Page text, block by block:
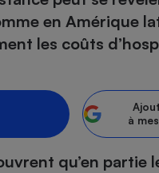
en Amérique
les coûts
à
qu’en
- Réparation
- Drive
Comparatif sèche-
réfrigérateur-
à induction
Comparatif
audio
barre de son
Comparatif nettoyeur
pression
tondeuse robot
à granulés
Comparateur
Comparateur des
retraite